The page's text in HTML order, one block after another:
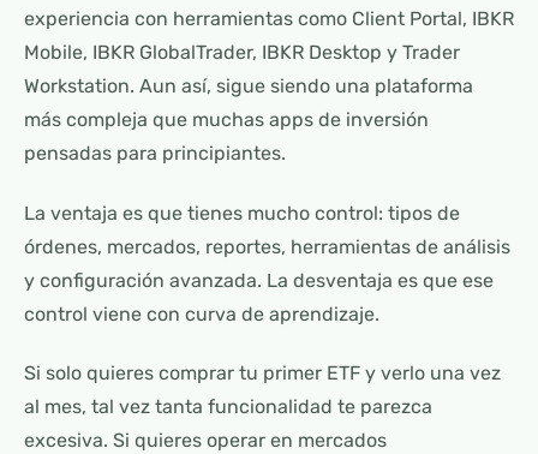
experiencia con herramientas como Client Portal, IBKR
Mobile, IBKR GlobalTrader, IBKR Desktop y Trader
Workstation. Aun así, sigue siendo una plataforma
más compleja que muchas apps de inversión
pensadas para principiantes.
La ventaja es que tienes mucho control: tipos de
órdenes, mercados, reportes, herramientas de análisis
y configuración avanzada. La desventaja es que ese
control viene con curva de aprendizaje.
Si solo quieres comprar tu primer ETF y verlo una vez
al mes, tal vez tanta funcionalidad te parezca
excesiva. Si quieres operar en mercados